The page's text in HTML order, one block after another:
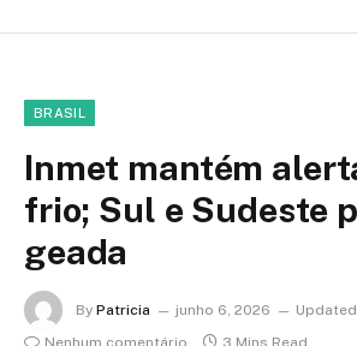
BRASIL
Inmet mantém
frio; Sul e Sudeste
geada
By Patricia junho 6, 2026